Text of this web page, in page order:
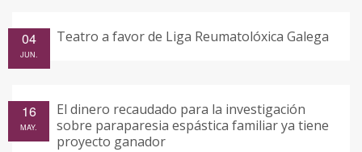
Teatro a favor de Liga Reumatolóxica Galega
04
JUN.
El dinero recaudado para la investigación
sobre paraparesia espástica familiar ya tiene
proyecto ganador
16
MAY.